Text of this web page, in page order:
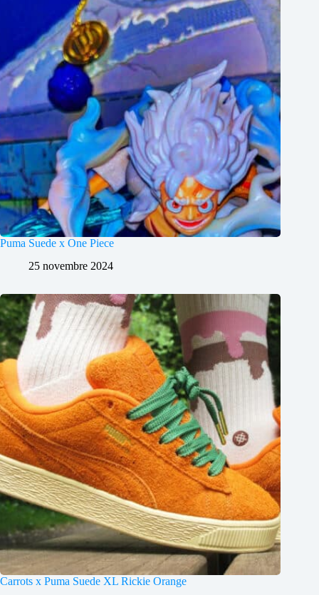
Puma Suede x One Piece
25 novembre 2024
Carrots x Puma Suede XL Rickie Orange